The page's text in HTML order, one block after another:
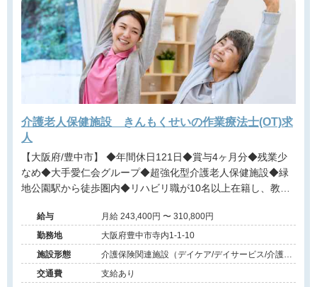
介護老人保健施設 きんもくせいの作業療法士(OT)求
人
【大阪府/豊中市】 ◆年間休日121日◆賞与4ヶ月分◆残業少
なめ◆大手愛仁会グループ◆超強化型介護老人保健施設◆緑
地公園駅から徒歩圏内◆リハビリ職が10名以上在籍し、教
給与
月給 243,400円 〜 310,800円
勤務地
大阪府豊中市寺内1-1-10
施設形態
介護保険関連施設（デイケア/デイサービス/介護老
人保健施設/特別養護老人ホーム/訪問看護・リハ）
交通費 支給あり